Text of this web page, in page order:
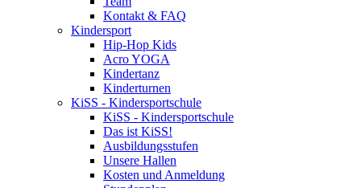
Kontakt & FAQ
Kindersport
Hip-Hop Kids
Acro YOGA
Kindertanz
Kinderturnen
KiSS - Kindersportschule
KiSS - Kindersportschule
Das ist KiSS!
Ausbildungsstufen
Unsere Hallen
Kosten und Anmeldung